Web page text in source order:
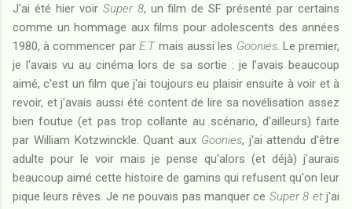
J'ai été hier voir Super 8, un film de SF présenté par certains
comme un hommage aux films pour adolescents des années
1980, à commencer par E.T.mais aussi les Goonies. Le premier,
je l'avais vu au cinéma lors de sa sortie : je l'avais beaucoup
aimé, c'est un film que j'ai toujours eu plaisir ensuite à voir et à
revoir, et j'avais aussi été content de lire sa novélisation assez
bien foutue (et pas trop collante au scénario, d'ailleurs) faite
par William Kotzwinckle. Quant aux Goonies, j'ai attendu d'être
adulte pour le voir mais je pense qu'alors (et déjà) j'aurais
beaucoup aimé cette histoire de gamins qui refusent qu'on leur
pique leurs rêves. Je ne pouvais pas manquer ce Super 8 etj'ai